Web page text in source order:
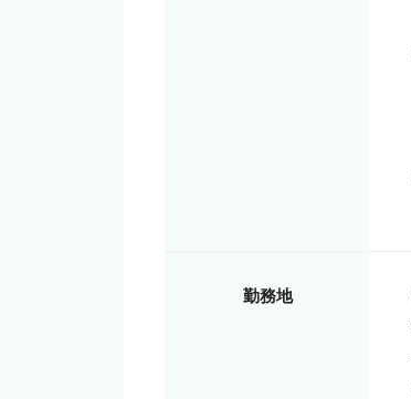
勤務地